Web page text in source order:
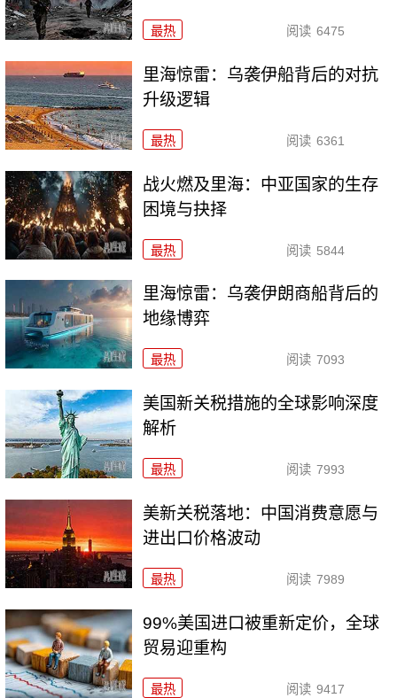
最热 阅读 6475
里海惊雷：乌袭伊船背后的对抗
升级逻辑
最热 阅读 6361
战火燃及里海：中亚国家的生存
困境与抉择
最热 阅读 5844
里海惊雷：乌袭伊朗商船背后的
地缘博弈
最热 阅读 7093
美国新关税措施的全球影响深度
解析
最热 阅读 7993
美新关税落地：中国消费意愿与
进出口价格波动
最热 阅读 7989
99%美国进口被重新定价，全球
贸易迎重构
最热 阅读 9417